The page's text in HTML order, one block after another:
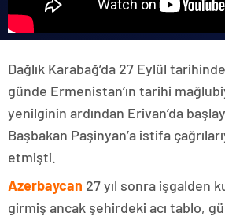
Dağlık Karabağ’da 27 Eylül
günde Ermenistan’ın tarihi
yenilginin ardından Erivan’da
Başbakan Paşinyan’a istifa
etmişti.
Azerbaycan 27 yıl sonra işgalden
girmiş ancak şehirdeki acı tablo,